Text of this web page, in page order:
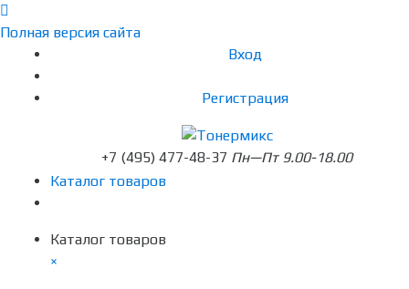
Полная версия сайта
Вход
Регистрация
+7 (495) 477-48-37 Пн—Пт 9.00-18.00
Каталог товаров
Каталог товаров
×